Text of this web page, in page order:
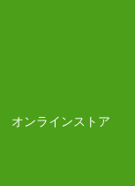
オンラインストア